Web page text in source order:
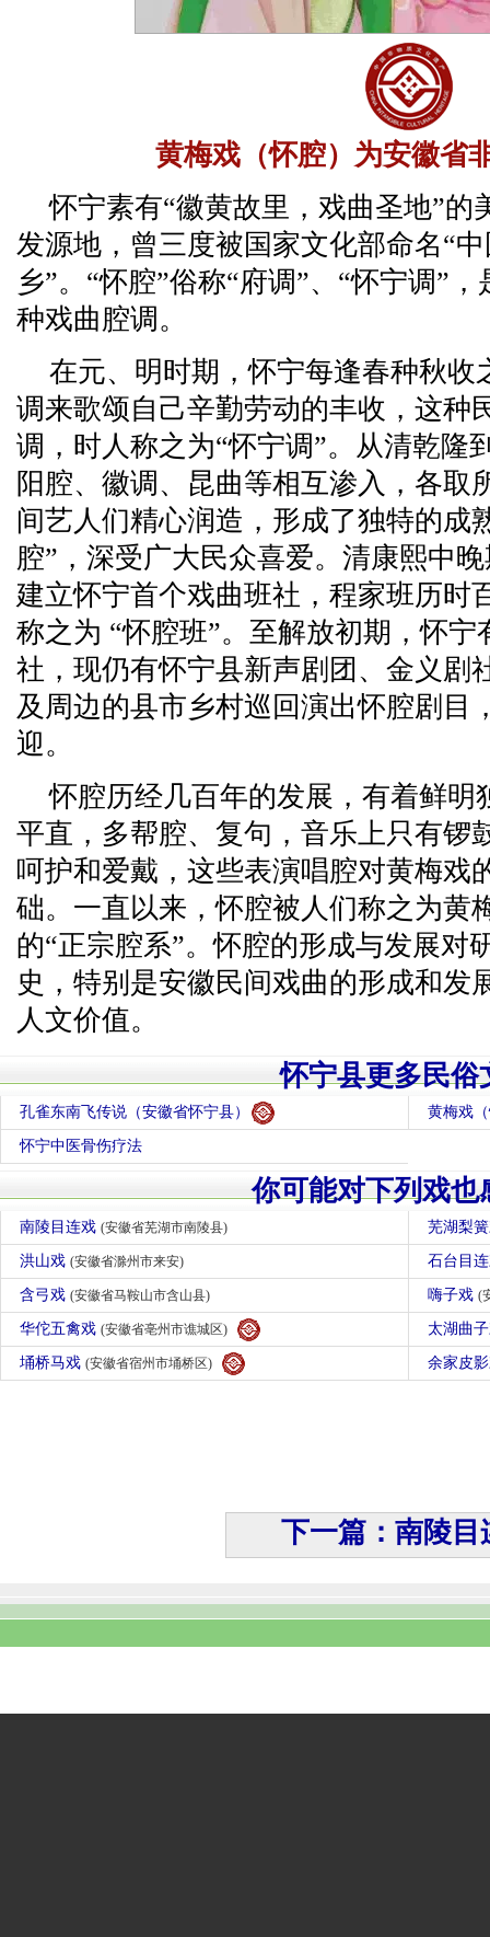
黄梅戏（怀腔）为安徽省
怀宁素有“徽黄故里，戏曲圣地”的
发源地，曾三度被国家文化部命名“
乡”。“怀腔”俗称“府调”、“怀宁调”
种戏曲腔调。
在元、明时期，怀宁每逢春种秋收
调来歌颂自己辛勤劳动的丰收，这种
调，时人称之为“怀宁调”。从清乾隆
阳腔、徽调、昆曲等相互渗入，各取
间艺人们精心润造，形成了独特的成
腔”，深受广大民众喜爱。清康熙中
建立怀宁首个戏曲班社，程家班历时
称之为 “怀腔班”。至解放初期，怀
社，现仍有怀宁县新声剧团、金义剧
及周边的县市乡村巡回演出怀腔剧目
迎。
怀腔历经几百年的发展，有着鲜明
平直，多帮腔、复句，音乐上只有锣
呵护和爱戴，这些表演唱腔对黄梅戏
础。一直以来，怀腔被人们称之为黄
的“正宗腔系”。怀腔的形成与发展对
史，特别是安徽民间戏曲的形成和发
人文价值。
怀宁县更多民俗
孔雀东南飞传说（安徽省怀宁县） 黄梅戏
怀宁中医骨伤疗法
你可能对下列戏也
南陵目连戏 (安徽省芜湖市南陵县) 芜湖梨
洪山戏 (安徽省滁州市来安) 石台目
含弓戏 (安徽省马鞍山市含山县) 嗨子戏 (
华佗五禽戏 (安徽省亳州市谯城区) 太湖曲
埇桥马戏 (安徽省宿州市埇桥区) 余家皮
下一篇：南陵目